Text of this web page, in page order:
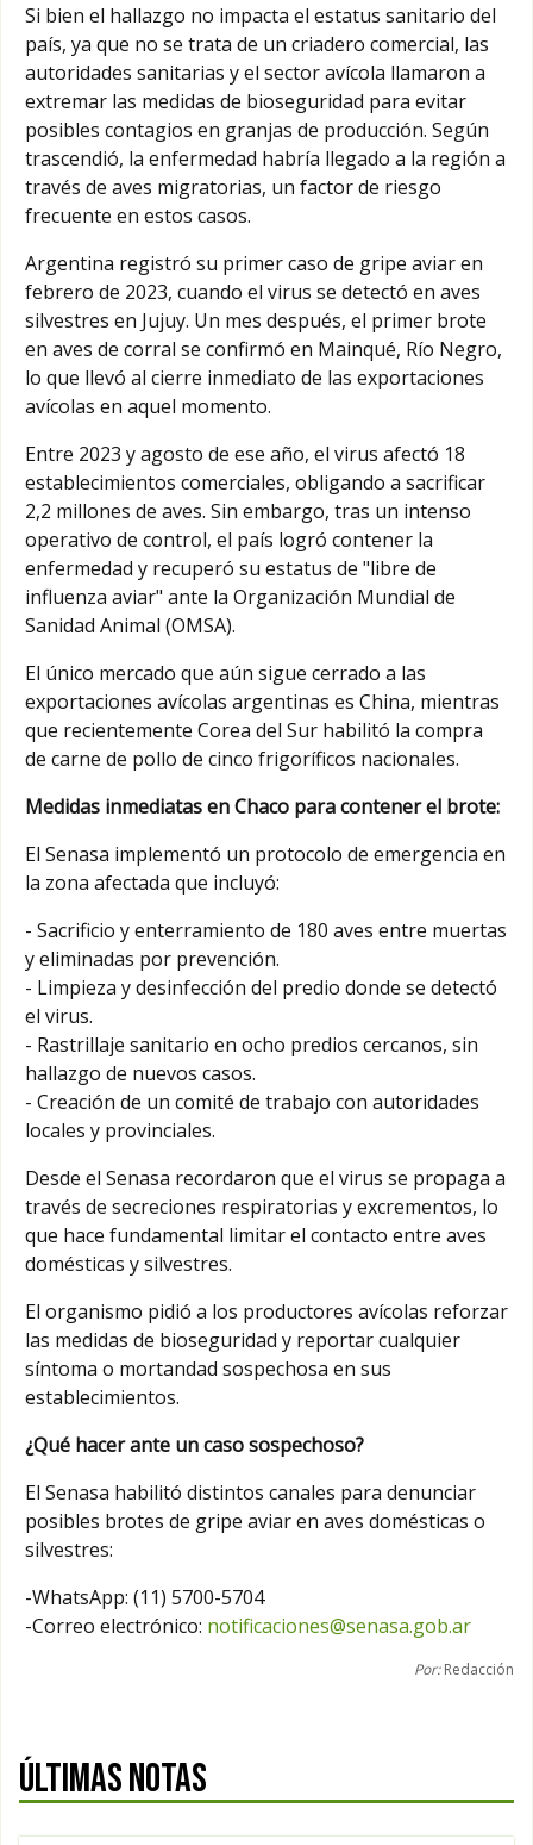
Si bien el hallazgo no impacta el estatus sanitario del
país, ya que no se trata de un criadero comercial, las
autoridades sanitarias y el sector avícola llamaron a
extremar las medidas de bioseguridad para evitar
posibles contagios en granjas de producción. Según
trascendió, la enfermedad habría llegado a la región a
través de aves migratorias, un factor de riesgo
frecuente en estos casos.
Argentina registró su primer caso de gripe aviar en
febrero de 2023, cuando el virus se detectó en aves
silvestres en Jujuy. Un mes después, el primer brote
en aves de corral se confirmó en Mainqué, Río Negro,
lo que llevó al cierre inmediato de las exportaciones
avícolas en aquel momento.
Entre 2023 y agosto de ese año, el virus afectó 18
establecimientos comerciales, obligando a sacrificar
2,2 millones de aves. Sin embargo, tras un intenso
operativo de control, el país logró contener la
enfermedad y recuperó su estatus de "libre de
influenza aviar" ante la Organización Mundial de
Sanidad Animal (OMSA).
El único mercado que aún sigue cerrado a las
exportaciones avícolas argentinas es China, mientras
que recientemente Corea del Sur habilitó la compra
de carne de pollo de cinco frigoríficos nacionales.
Medidas inmediatas en Chaco para contener el brote:
El Senasa implementó un protocolo de emergencia en
la zona afectada que incluyó:
- Sacrificio y enterramiento de 180 aves entre muertas
y eliminadas por prevención.
- Limpieza y desinfección del predio donde se detectó
el virus.
- Rastrillaje sanitario en ocho predios cercanos, sin
hallazgo de nuevos casos.
- Creación de un comité de trabajo con autoridades
locales y provinciales.
Desde el Senasa recordaron que el virus se propaga a
través de secreciones respiratorias y excrementos, lo
que hace fundamental limitar el contacto entre aves
domésticas y silvestres.
El organismo pidió a los productores avícolas reforzar
las medidas de bioseguridad y reportar cualquier
síntoma o mortandad sospechosa en sus
establecimientos.
¿Qué hacer ante un caso sospechoso?
El Senasa habilitó distintos canales para denunciar
posibles brotes de gripe aviar en aves domésticas o
silvestres:
-WhatsApp: (11) 5700-5704
-Correo electrónico: notificaciones@senasa.gob.ar
Por:Redacción
ÚLTIMAS NOTAS